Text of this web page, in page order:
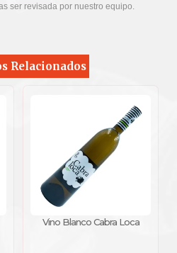
ser revisada por nuestro equipo.
Relacionados
Vino Blanco Cabra Loca